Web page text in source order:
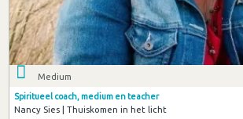
Medium
Spiritueel coach, medium en teacher
Nancy Sies | Thuiskomen in het licht